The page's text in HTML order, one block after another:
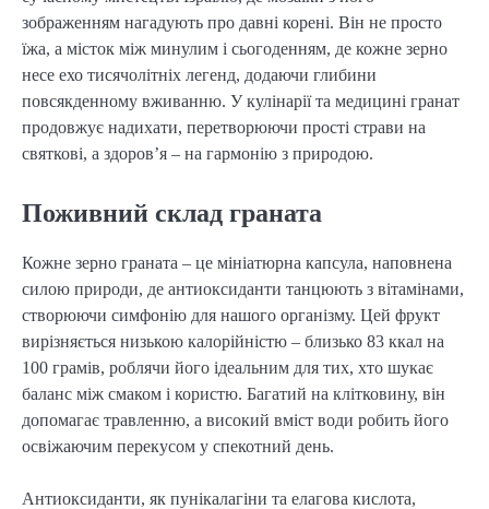
зображенням нагадують про давні корені. Він не просто
їжа, а місток між минулим і сьогоденням, де кожне зерно
несе ехо тисячолітніх легенд, додаючи глибини
повсякденному вживанню. У кулінарії та медицині гранат
продовжує надихати, перетворюючи прості страви на
святкові, а здоров’я – на гармонію з природою.
Поживний склад граната
Кожне зерно граната – це мініатюрна капсула, наповнена
силою природи, де антиоксиданти танцюють з вітамінами,
створюючи симфонію для нашого організму. Цей фрукт
вирізняється низькою калорійністю – близько 83 ккал на
100 грамів, роблячи його ідеальним для тих, хто шукає
баланс між смаком і користю. Багатий на клітковину, він
допомагає травленню, а високий вміст води робить його
освіжаючим перекусом у спекотний день.
Антиоксиданти, як пунікалагіни та елагова кислота,